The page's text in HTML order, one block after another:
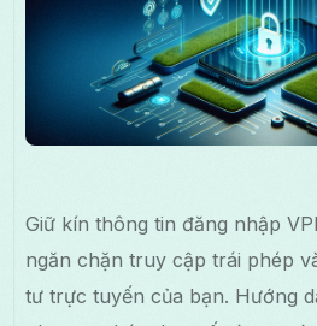
Tiếng Việt
Giữ kín thông tin đăng nhập
ngăn chặn truy cập trái phép
tư trực tuyến của bạn. Hướng